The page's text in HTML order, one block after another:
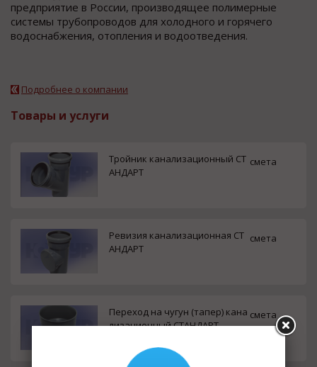
предприятие в России, производящее полимерные
системы трубопроводов для холодного и горячего
водоснабжения, отопления и водоотведения.
Подробнее о компании
Товары и услуги
Тройник канализационный СТ
АНДАРТ
смета
Ревизия канализационная СТ
АНДАРТ
смета
Переход на чугун (тапер) кана
лизационный СТАНДАРТ
смета